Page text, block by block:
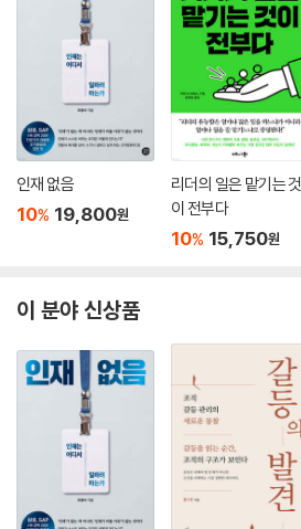
인재 없음
10% 19,800원
리더의 일은 맡기는 것
이 전부다
10% 15,750원
이 분야 신상품